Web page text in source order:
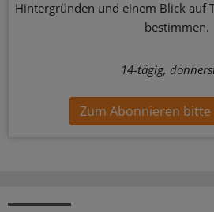
Hintergründen und einem Blick auf
bestimmen.
14-tägig,
Zum Abonnieren